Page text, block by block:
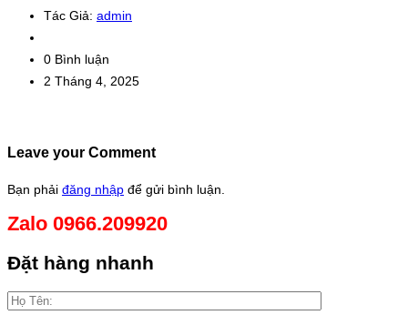
Tác Giả: admin
0 Bình luận
2 Tháng 4, 2025
Leave your Comment
Bạn phải đăng nhập để gửi bình luận.
Zalo 0966.209920
Đặt hàng nhanh